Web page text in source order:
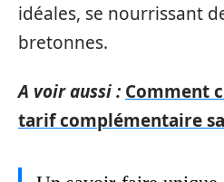
idéales, se nourrissant
bretonnes.
A voir aussi : Comment
tarif complémentaire